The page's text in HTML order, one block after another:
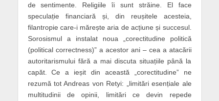
de sentimente. Religiile îi sunt străine. El face
speculație financiară și, din reușitele acesteia,
filantropie care-i mărește aria de acțiune și succesul.
Sorosismul a instalat noua „corectitudine politică
(political correctness)” a acestor ani – cea a atacării
autoritarismului fără a mai discuta situațiile până la
capăt. Ce a ieșit din această „corectitudine” ne
rezumă tot Andreas von Retyi: „limitări esențiale ale
multitudinii de opinii, limitări ce devin repede